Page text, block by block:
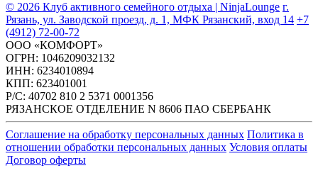
© 2026 Клуб активного семейного отдыха | NinjaLounge г.
Рязань, ул. Заводской проезд, д. 1, МФК Рязанский, вход 14 +7
(4912) 72-00-72
ООО «КОМФОРТ»
ОГРН: 1046209032132
ИНН: 6234010894
КПП: 623401001
Р/С: 40702 810 2 5371 0001356
РЯЗАНСКОЕ ОТДЕЛЕНИЕ N 8606 ПАО СБЕРБАНК
Соглашение на обработку персональных данных Политика в
отношении обработки персональных данных Условия оплаты
Договор оферты